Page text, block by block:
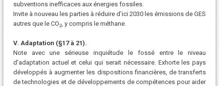
subventions inefficaces aux énergies fossiles.
Invite à nouveau les parties à réduire d’ici 2030 les émissions de GES
autres que le CO2, y compris le méthane.
V. Adaptation (§17 à 21).
Note avec une sérieuse inquiétude le fossé entre le niveau
d’adaptation actuel et celui qui serait nécessaire. Exhorte les pays
développés à augmenter les dispositions financières, de transferts
de technologies et de développements de compétences pour aider